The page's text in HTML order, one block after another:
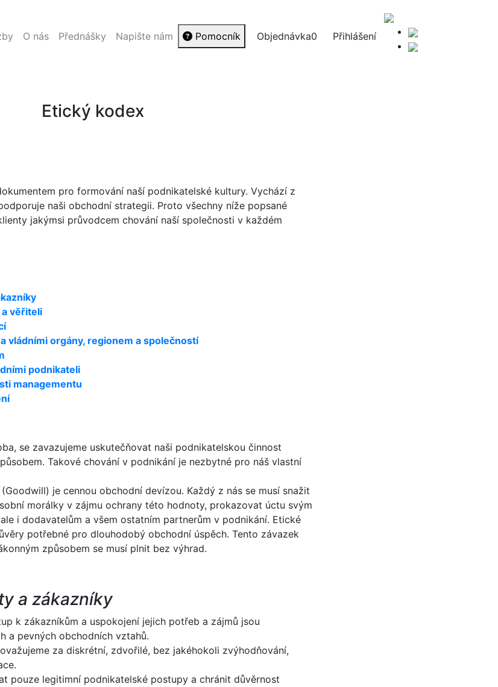
O nás Přednášky Napište nám Pomocník Objednávka0 Přihlášení
Etický kodex
pro formování naší podnikatelské kultury. Vychází z
naši obchodní strategii. Proto všechny níže popsané
jakýmsi průvodcem chování naší společnosti v každém
a věřiteli
vládními orgány, regionem a společností
podnikateli
managementu
se zavazujeme uskutečňovat naši podnikatelskou činnost
Takové chování v podnikání je nezbytné pro náš vlastní
je cennou obchodní devízou. Každý z nás se musí snažit
morálky v zájmu ochrany této hodnoty, prokazovat úctu svým
i dodavatelům a všem ostatním partnerům v podnikání. Etické
potřebné pro dlouhodobý obchodní úspěch. Tento závazek
způsobem se musí plnit bez výhrad.
a zákazníky
k zákazníkům a uspokojení jejich potřeb a zájmů jsou
a pevných obchodních vztahů.
za diskrétní, zdvořilé, bez jakéhokoli zvýhodňování,
pouze legitimní podnikatelské postupy a chránit důvěrnost